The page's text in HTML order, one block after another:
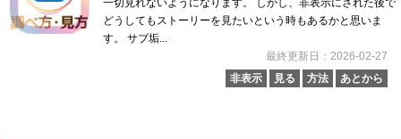
どうしてもストーリーを見たいという時もあるかと思いま
す。 サブ垢...
最終更新日：2026-02-27
非表示
見る 方法 あとから